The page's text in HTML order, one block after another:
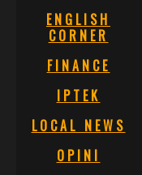
ENGLISH
CORNER
FINANCE
IPTEK
LOCAL NEWS
OPINI